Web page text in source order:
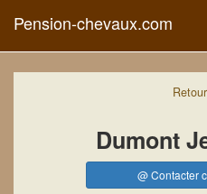
Pension-chevaux.com
Dumont
@ Contacter